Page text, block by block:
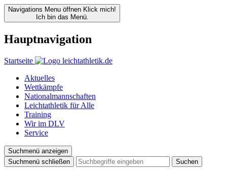
Navigations Menu öffnen Klick mich!
Ich bin das Menü.
Hauptnavigation
Startseite
Aktuelles
Wettkämpfe
Nationalmannschaften
Leichtathletik für Alle
Training
Wir im DLV
Service
Suchmenü anzeigen
Suchmenü schließen
Suchen